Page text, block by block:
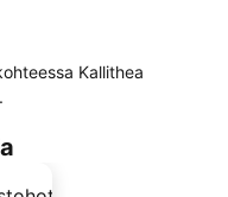
Kallithea